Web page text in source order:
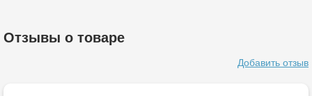
Отзывы о товаре
Добавить отзыв